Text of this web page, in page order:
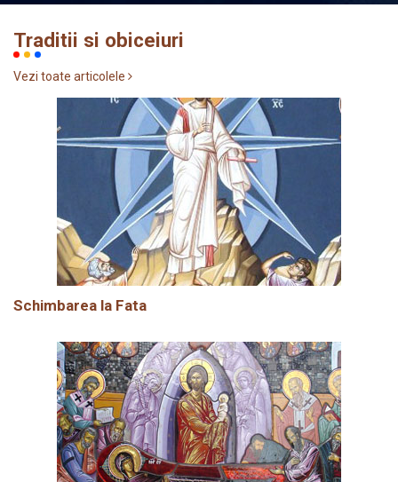
Traditii si obiceiuri
Vezi toate articolele
Schimbarea la Fata